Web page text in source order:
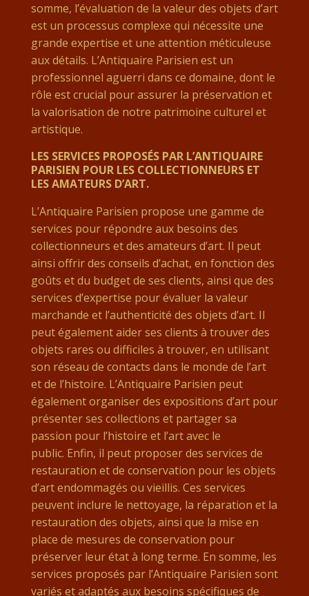
somme, l’évaluation de la valeur des objets d’art
est un processus complexe qui nécessite une
grande expertise et une attention méticuleuse
aux détails. L’Antiquaire Parisien est un
professionnel aguerri dans ce domaine, dont le
rôle est crucial pour assurer la préservation et
la valorisation de notre patrimoine culturel et
artistique.
LES SERVICES PROPOSÉS PAR L’ANTIQUAIRE
PARISIEN POUR LES COLLECTIONNEURS ET
LES AMATEURS D’ART.
L’Antiquaire Parisien propose une gamme de
services pour répondre aux besoins des
collectionneurs et des amateurs d’art. Il peut
ainsi offrir des conseils d’achat, en fonction des
goûts et du budget de ses clients, ainsi que des
services d’expertise pour évaluer la valeur
marchande et l’authenticité des objets d’art. Il
peut également aider ses clients à trouver des
objets rares ou difficiles à trouver, en utilisant
son réseau de contacts dans le monde de l’art
et de l’histoire. L’Antiquaire Parisien peut
également organiser des expositions d’art pour
présenter ses collections et partager sa
passion pour l’histoire et l’art avec le
public. Enfin, il peut proposer des services de
restauration et de conservation pour les objets
d’art endommagés ou vieillis. Ces services
peuvent inclure le nettoyage, la réparation et la
restauration des objets, ainsi que la mise en
place de mesures de conservation pour
préserver leur état à long terme. En somme, les
services proposés par l’Antiquaire Parisien sont
variés et adaptés aux besoins spécifiques de